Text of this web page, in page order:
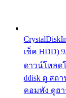
เช็ค HDD)
ดาวน์โหลด
ddisk ดู สถ
คอมพัง ดูฮา